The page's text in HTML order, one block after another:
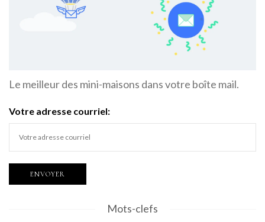
Le meilleur des mini-maisons dans votre boîte mail.
Votre adresse courriel:
Mots-clefs